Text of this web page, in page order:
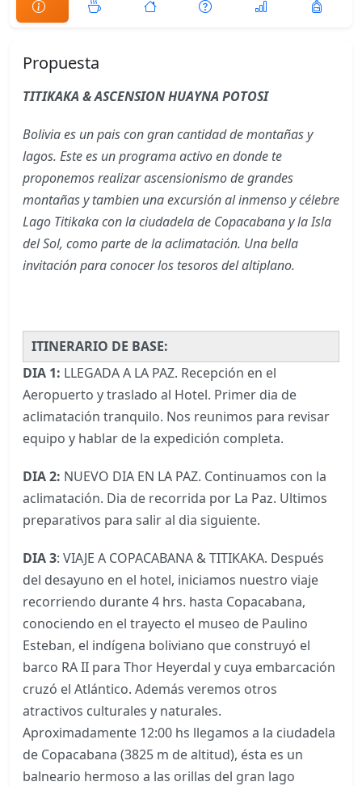
Propuesta
TITIKAKA & ASCENSION HUAYNA POTOSI
Bolivia es un pais con gran cantidad de montañas y
lagos. Este es un programa activo en donde te
proponemos realizar ascensionismo de grandes
montañas y tambien una excursión al inmenso y célebre
Lago Titikaka con la ciudadela de Copacabana y la Isla
del Sol, como parte de la aclimatación. Una bella
invitación para conocer los tesoros del altiplano.
ITINERARIO DE BASE:
DIA 1: LLEGADA A LA PAZ. Recepción en el
Aeropuerto y traslado al Hotel. Primer dia de
aclimatación tranquilo. Nos reunimos para revisar
equipo y hablar de la expedición completa.
DIA 2: NUEVO DIA EN LA PAZ. Continuamos con la
aclimatación. Dia de recorrida por La Paz. Ultimos
preparativos para salir al dia siguiente.
DIA 3: VIAJE A COPACABANA & TITIKAKA. Después
del desayuno en el hotel, iniciamos nuestro viaje
recorriendo durante 4 hrs. hasta Copacabana,
conociendo en el trayecto el museo de Paulino
Esteban, el indígena boliviano que construyó el
barco RA II para Thor Heyerdal y cuya embarcación
cruzó el Atlántico. Además veremos otros
atractivos culturales y naturales.
Aproximadamente 12:00 hs llegamos a la ciudadela
de Copacabana (3825 m de altitud), ésta es un
balneario hermoso a las orillas del gran lago